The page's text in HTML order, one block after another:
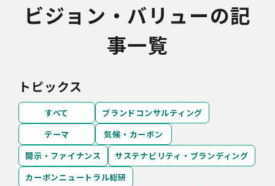
ビジョン・バリューの記
事一覧
トピックス
すべて
ブランドコンサルティング
テーマ
気候・カーボン
開示・ファイナンス
サステナビリティ・ブランディング
カーボンニュートラル総研